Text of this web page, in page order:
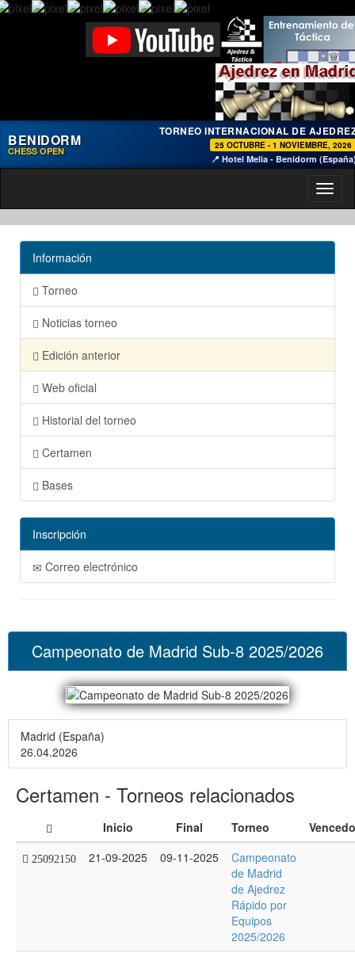
BENIDORM
CHESS OPEN
TORNEO INTERNACIONAL DE
25 OCTUBRE - 1 NOVIEMBRE, 2026
📍 Hotel Melia - Benidorm
Información
Torneo
Noticias torneo
Edición anterior
Web oficial
Historial del torneo
Certamen
Bases
Inscripción
Correo electrónico
Campeonato de Madrid Sub-8 2025/2026
Madrid (España)
26.04.2026
Certamen - Torneos relacionados
Inicio Final Torneo
25092150 21-09-2025 09-11-2025
Campeonato
de Madrid
de Ajedrez
Rápido por
Equipos
2025/2026